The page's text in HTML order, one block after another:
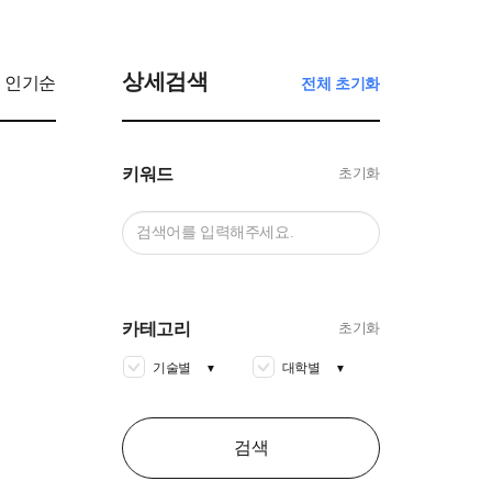
인기순 상세검색 전체 초기화
키워드 초기화
카테고리 초기화
기술별 ▼ 대학별 ▼
검색